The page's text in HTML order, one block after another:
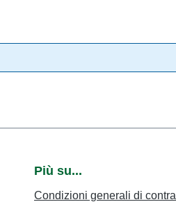
Più su...
Condizioni generali di